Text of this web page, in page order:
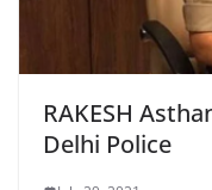
RAKESH
Delhi Police